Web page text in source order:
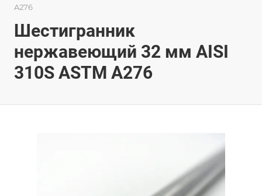
A276
Шестигранник
нержавеющий 32 мм AISI
310S ASTM A276